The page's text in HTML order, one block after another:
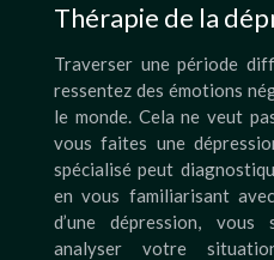
Thérapie de la
Traverser une période
ressentez des émotions
le monde. Cela ne veut
vous faites une
spécialisé peut
en vous familiarisant
d’une dépression,
analyser votre